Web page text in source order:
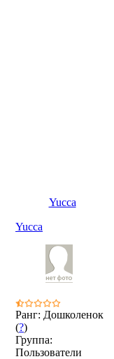
Yucca
Yucca
Ранг: Дошколенок
(?)
Группа:
Пользователи